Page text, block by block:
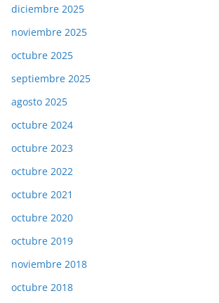
diciembre 2025
noviembre 2025
octubre 2025
septiembre 2025
agosto 2025
octubre 2024
octubre 2023
octubre 2022
octubre 2021
octubre 2020
octubre 2019
noviembre 2018
octubre 2018